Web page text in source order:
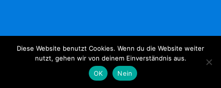
Diese Website benutzt Cookies. Wenn du die Website weiter
nutzt, gehen wir von deinem Einverständnis aus.
OK
Nein